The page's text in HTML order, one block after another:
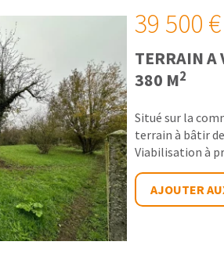
39 500 €
TERRAIN A
380 M2
Situé sur la
terrain à bâtir de
Viabilisation à
AJOUTER